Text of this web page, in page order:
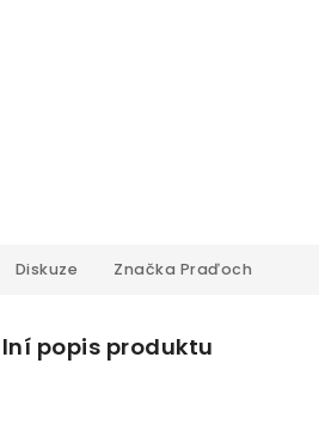
Diskuze Značka Praďoch
popis produktu